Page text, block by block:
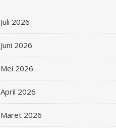
Juli 2026
Juni 2026
Mei 2026
April 2026
Maret 2026